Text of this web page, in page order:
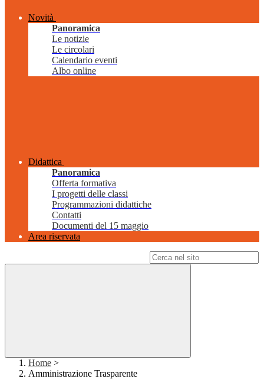
Novità
Panoramica
Le notizie
Le circolari
Calendario eventi
Albo online
Didattica
Panoramica
Offerta formativa
I progetti delle classi
Programmazioni didattiche
Contatti
Documenti del 15 maggio
Area riservata
Home >
Amministrazione Trasparente